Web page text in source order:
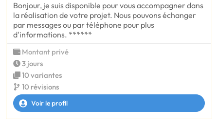
Bonjour, je suis disponible pour vous accompagner dans
la réalisation de votre projet. Nous pouvons échanger
par messages ou par téléphone pour plus
d'informations. ******
Montant privé
3 jours
10 variantes
10 révisions
Voir le profil